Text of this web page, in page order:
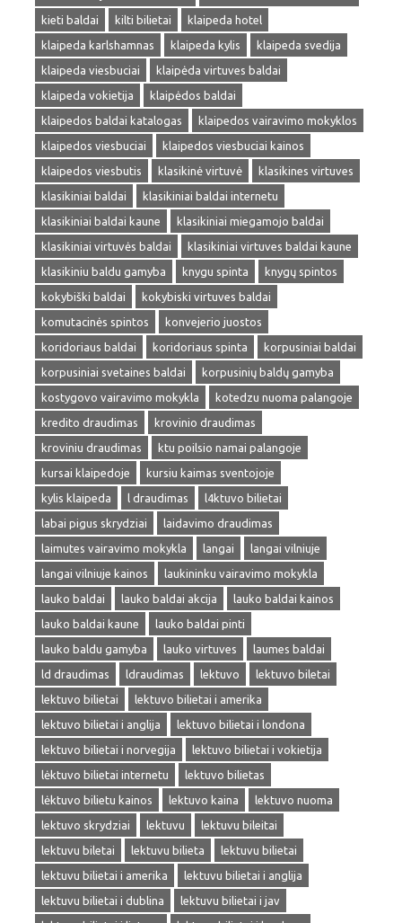
kieti baldai
kilti bilietai
klaipeda hotel
klaipeda karlshamnas
klaipeda kylis
klaipeda svedija
klaipeda viesbuciai
klaipėda virtuves baldai
klaipeda vokietija
klaipėdos baldai
klaipedos baldai katalogas
klaipedos vairavimo mokyklos
klaipedos viesbuciai
klaipedos viesbuciai kainos
klaipedos viesbutis
klasikinė virtuvė
klasikines virtuves
klasikiniai baldai
klasikiniai baldai internetu
klasikiniai baldai kaune
klasikiniai miegamojo baldai
klasikiniai virtuvės baldai
klasikiniai virtuves baldai kaune
klasikiniu baldu gamyba
knygu spinta
knygų spintos
kokybiški baldai
kokybiski virtuves baldai
komutacinės spintos
konvejerio juostos
koridoriaus baldai
koridoriaus spinta
korpusiniai baldai
korpusiniai svetaines baldai
korpusinių baldų gamyba
kostygovo vairavimo mokykla
kotedzu nuoma palangoje
kredito draudimas
krovinio draudimas
kroviniu draudimas
ktu poilsio namai palangoje
kursai klaipedoje
kursiu kaimas sventojoje
kylis klaipeda
l draudimas
l4ktuvo bilietai
labai pigus skrydziai
laidavimo draudimas
laimutes vairavimo mokykla
langai
langai vilniuje
langai vilniuje kainos
laukininku vairavimo mokykla
lauko baldai
lauko baldai akcija
lauko baldai kainos
lauko baldai kaune
lauko baldai pinti
lauko baldu gamyba
lauko virtuves
laumes baldai
ld draudimas
ldraudimas lektuvo
lektuvo biletai
lektuvo bilietai
lektuvo bilietai i amerika
lektuvo bilietai i anglija
lektuvo bilietai i londona
lektuvo bilietai i norvegija
lektuvo bilietai i vokietija
lėktuvo bilietai internetu
lektuvo bilietas
lėktuvo bilietu kainos
lektuvo kaina
lektuvo nuoma
lektuvo skrydziai
lektuvu
lektuvu bileitai
lektuvu biletai
lektuvu bilieta
lektuvu bilietai
lektuvu bilietai i amerika
lektuvu bilietai i anglija
lektuvu bilietai i dublina
lektuvu bilietai i jav